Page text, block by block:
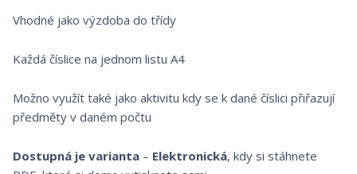
Vhodné jako výzdoba do třídy
Každá číslice na jednom listu A4
Možno využít také jako aktivitu kdy se k dané číslici přiřazují
předměty v daném počtu
Dostupná je varianta – Elektronická, kdy si stáhnete